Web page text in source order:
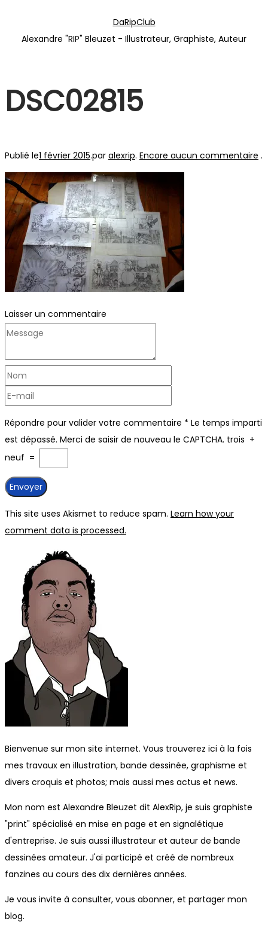
au
DaRipClub
Alexandre "RIP" Bleuzet - Illustrateur, Graphiste, Auteur
DSC02815
Publié le1 février 2015.par alexrip. Encore aucun commentaire .
Laisser un commentaire
Répondre pour valider votre commentaire * Le temps imparti
est dépassé. Merci de saisir de nouveau le CAPTCHA. trois +
neuf =
This site uses Akismet to reduce spam. Learn how your
comment data is processed.
Bienvenue sur mon site internet. Vous trouverez ici à la fois
mes travaux en illustration, bande dessinée, graphisme et
divers croquis et photos; mais aussi mes actus et news.
Mon nom est Alexandre Bleuzet dit AlexRip, je suis graphiste
"print" spécialisé en mise en page et en signalétique
d'entreprise. Je suis aussi illustrateur et auteur de bande
dessinées amateur. J'ai participé et créé de nombreux
fanzines au cours des dix dernières années.
Je vous invite à consulter, vous abonner, et partager mon
blog.